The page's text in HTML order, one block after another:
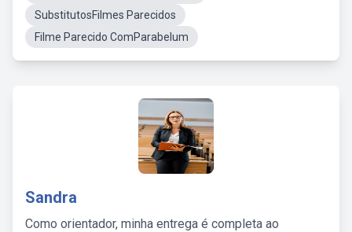
SubstitutosFilmes Parecidos
Filme Parecido ComParabelum
Sandra
Como orientador, minha entrega é completa ao